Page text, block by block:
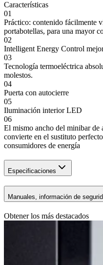
Características
01
Práctico: contenido fácilmente
portabotellas, para una mayor
02
Intelligent Energy Control
03
Tecnología termoeléctrica
molestos.
04
Puerta con autocierre
05
Iluminación interior LED
06
El mismo ancho del minibar de
convierte en el sustituto
consumidores de energía
Especificaciones
Manuales, información de
Obtener los más destacados